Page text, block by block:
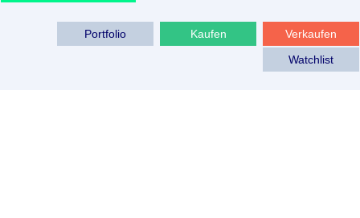
Verkaufen
Kaufen
Portfolio
Watchlist